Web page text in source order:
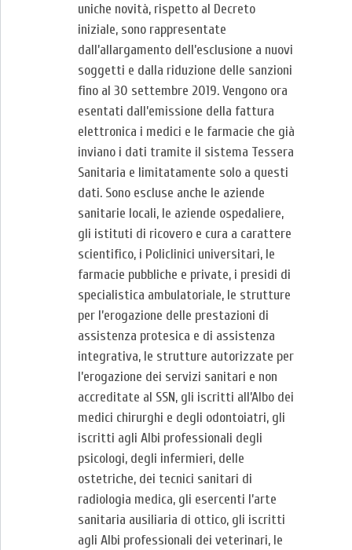
uniche novità, rispetto al Decreto
iniziale, sono rappresentate
dall’allargamento dell’esclusione a nuovi
soggetti e dalla riduzione delle sanzioni
fino al 30 settembre 2019. Vengono ora
esentati dall’emissione della fattura
elettronica i medici e le farmacie che già
inviano i dati tramite il sistema Tessera
Sanitaria e limitatamente solo a questi
dati. Sono escluse anche le aziende
sanitarie locali, le aziende ospedaliere,
gli istituti di ricovero e cura a carattere
scientifico, i Policlinici universitari, le
farmacie pubbliche e private, i presidi di
specialistica ambulatoriale, le strutture
per l’erogazione delle prestazioni di
assistenza protesica e di assistenza
integrativa, le strutture autorizzate per
l’erogazione dei servizi sanitari e non
accreditate al SSN, gli iscritti all’Albo dei
medici chirurghi e degli odontoiatri, gli
iscritti agli Albi professionali degli
psicologi, degli infermieri, delle
ostetriche, dei tecnici sanitari di
radiologia medica, gli esercenti l’arte
sanitaria ausiliaria di ottico, gli iscritti
agli Albi professionali dei veterinari, le